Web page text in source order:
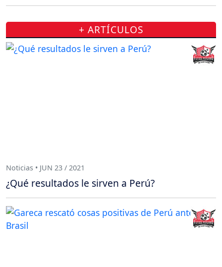
+ ARTÍCULOS
Noticias • JUN 23 / 2021
¿Qué resultados le sirven a Perú?